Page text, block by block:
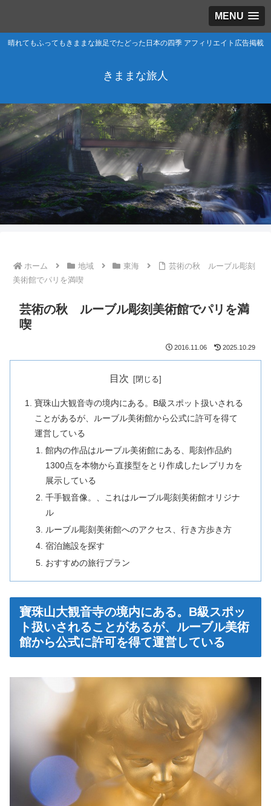
MENU
晴れてもふってもきままな旅足でたどった日本の四季 アフィリエイト広告掲載
きままな旅人
ホーム 地域 東海
芸術の秋 ルーブル彫刻
美術館でパリを満喫
芸術の秋 ルーブル彫刻美術館でパリを満
喫
2016.11.06 2025.10.29
目次
寶珠山大観音寺の境内にある。B級スポット扱いされる
ことがあるが、ルーブル美術館から公式に許可を得て
運営している
館内の作品はルーブル美術館にある、彫刻作品約
1300点を本物から直接型をとり作成したレプリカを
展示している
千手観音像。、これはルーブル彫刻美術館オリジナ
ル
ルーブル彫刻美術館へのアクセス、行き方歩き方
宿泊施設を探す
おすすめの旅行プラン
寶珠山大観音寺の境内にある。B級スポッ
ト扱いされることがあるが、ルーブル美術
館から公式に許可を得て運営している